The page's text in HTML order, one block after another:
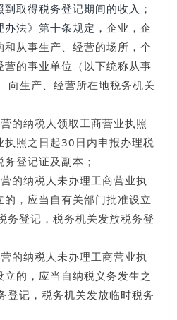
取得税务登记期间的收入；
办法》第十条规定，企业，企
从事生产、经营的场所，个
的事业单位（以下统称从事
向生产、经营所在地税务机关
纳税人领取工商营业执照
执照之日起30日内申报办理税
登记证及副本；
纳税人未办理工商营业执
，应当自有关部门批准设立
务登记，税务机关发放税务登
纳税人未办理工商营业执
的，应当自纳税义务发生之
登记，税务机关发放临时税务